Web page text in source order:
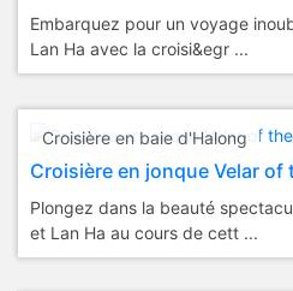
Embarquez pour un voyage
Lan Ha avec la croisi&egr ...
Croisière en baie d'Halong
Croisière en jonque Velar
Plongez dans la beauté
et Lan Ha au cours de cett ...